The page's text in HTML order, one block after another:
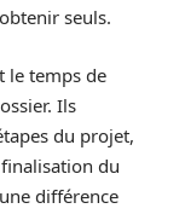
seuls.
le temps de
Ils
du projet,
du
différence